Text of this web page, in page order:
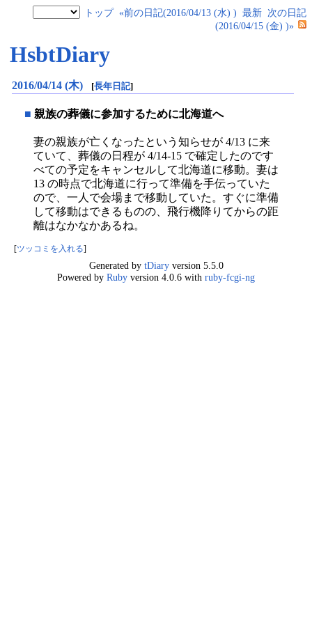
トップ «前の日記(2016/04/13 (水) ) 最新 次の日記
(2016/04/15 (金) )»
HsbtDiary
2016/04/14 (木) [長年日記]
■ 親族の葬儀に参加するために北海道へ
妻の親族が亡くなったという知らせが 4/13 に来
ていて、葬儀の日程が 4/14-15 で確定したのです
べての予定をキャンセルして北海道に移動。妻は
13 の時点で北海道に行って準備を手伝っていた
ので、一人で会場まで移動していた。すぐに準備
して移動はできるものの、飛行機降りてからの距
離はなかなかあるね。
[ツッコミを入れる]
Generated by tDiaryversion 5.5.0
Powered by Ruby version 4.0.6 with ruby-fcgi-ng